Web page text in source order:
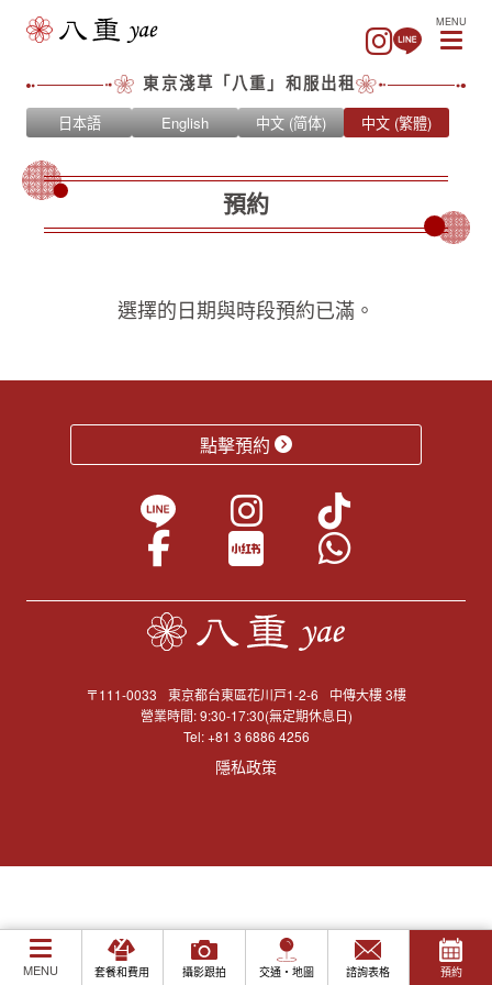
東京淺草「八重」和服出租
日本語 English 中文 (简体) 中文 (繁體)
MENU
MENU 套餐和費用 攝影跟拍 交通・地圖 諮詢表格 預約
預約
選擇的日期與時段預約已滿。
點擊預約
〒111-0033 東京都台東區花川戸1-2-6
中傳大樓 3樓
營業時間: 9:30-17:30(無定期休息日)
Tel:+81 3 6886 4256
隱私政策